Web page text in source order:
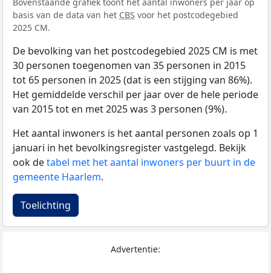
basis van de data van het CBS voor het postcodegebied
2025 CM.
De bevolking van het postcodegebied 2025 CM is met
30 personen toegenomen van 35 personen in 2015
tot 65 personen in 2025 (dat is een stijging van 86%).
Het gemiddelde verschil per jaar over de hele periode
van 2015 tot en met 2025 was 3 personen (9%).
Het aantal inwoners is het aantal personen zoals op 1
januari in het bevolkingsregister vastgelegd. Bekijk
ook detabel met het aantal inwoners per buurt in de
gemeente Haarlem.
Toelichting
Advertentie: